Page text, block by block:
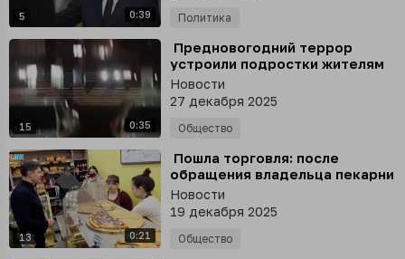
5 0:39 Политика
15 0:35
⁣ Предновогодний террор
устроили подростки жителям
столичного района Западное
Дегунино
Новости
27 декабря 2025
Общество
13 0:21
⁣ Пошла торговля: после
обращения владельца пекарни
к Путину, за булочками
приехал глава Люберец
Владимир Волков
Новости
19 декабря 2025
Общество